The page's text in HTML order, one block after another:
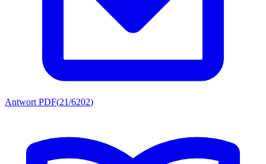
Antwort PDF(21/6202)